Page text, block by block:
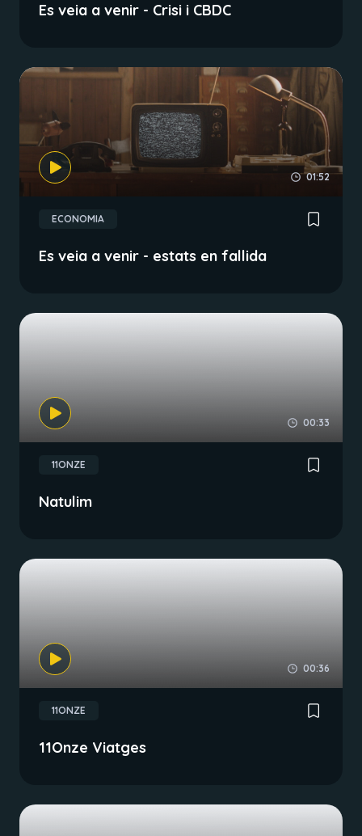
Es veia a venir - Crisi i CBDC
01:52
ECONOMIA
Es veia a venir - estats en fallida
00:33
11ONZE
Natulim
00:36
11ONZE
11Onze Viatges